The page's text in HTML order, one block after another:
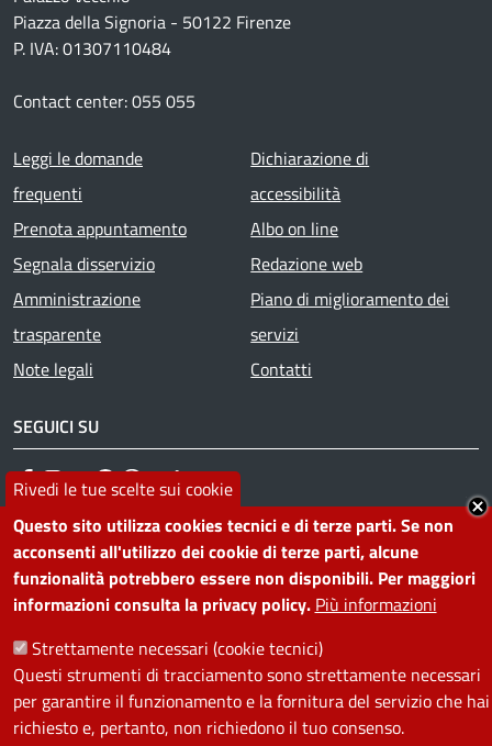
Rivedi le tue scelte sui cookie
Questo sito utilizza cookies tecnici e di terze parti. Se non
acconsenti all'utilizzo dei cookie di terze parti, alcune
funzionalità potrebbero essere non disponibili. Per maggiori
informazioni consulta la privacy policy. Più informazioni
Strettamente necessari (cookie tecnici)
Questi strumenti di tracciamento sono strettamente necessari
per garantire il funzionamento e la fornitura del servizio che hai
richiesto e, pertanto, non richiedono il tuo consenso.
Piazza della Signoria - 50122 Firenze
P. IVA: 01307110484
Contact center: 055 055
Footer menu
Leggi le domande
frequenti
Prenota appuntamento
Segnala disservizio
Amministrazione
trasparente
Note legali
Dichiarazione di
accessibilità
Albo on line
Redazione web
Piano di miglioramento dei
servizi
Contatti
SEGUICI SU
Facebook
Instagram
YouTube
Telegram
WhatsApp
TwitterLinkedin
PRIVACY
Useful links section
La Privacy nel Comune
PRIVACY